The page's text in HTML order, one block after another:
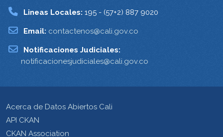
Lineas Locales: 195 - (57+2) 887 9020
Email: contactenos@cali.gov.co
Notificaciones Judiciales:
notificacionesjudiciales@cali.gov.co
Acerca de Datos Abiertos Cali
API CKAN
CKAN Association